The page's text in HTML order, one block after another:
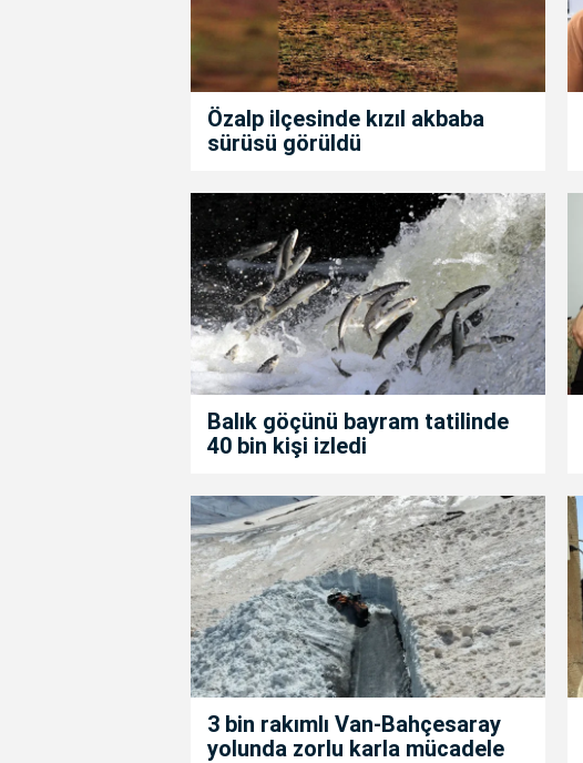
Özalp ilçesinde kızıl akbaba
sürüsü görüldü
Balık göçünü bayram tatilinde
40 bin kişi izledi
3 bin rakımlı Van-Bahçesaray
yolunda zorlu karla mücadele